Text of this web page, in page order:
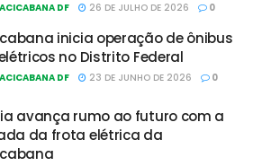
DF 26 DE JULHO DE 2026 0
inicia operação de ônibus
no Distrito Federal
DF 23 DE JUNHO DE 2026 0
avança rumo ao futuro com a
da frota elétrica da